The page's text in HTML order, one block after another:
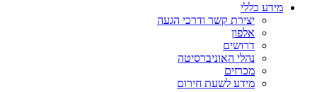
מידע כללי
יצירת קשר ודרכי הגעה
אלפון
דרושים
נהלי האוניברסיטה
מכרזים
מידע לשעת חירום